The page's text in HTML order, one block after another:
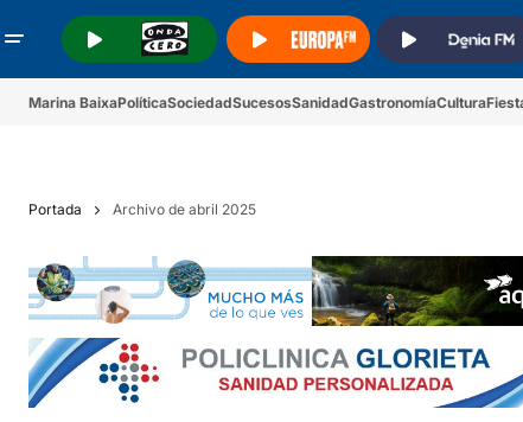
Marina BaixaPolíticaSociedadSucesosSanidadGastronomíaCultura
Portada Archivo de abril 2025